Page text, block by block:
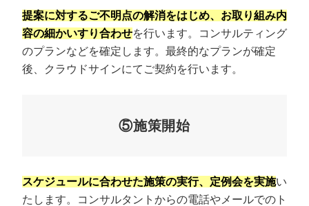
提案に対するご不明点の解消をはじめ、お取り組み内
容の細かいすり合わせを行います。コンサルティング
のプランなどを確定します。最終的なプランが確定
後、クラウドサインにてご契約を行います。
⑤施策開始
スケジュールに合わせた施策の実行、定例会を実施い
たします。コンサルタントからの電話やメールでのト